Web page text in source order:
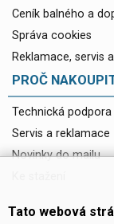
Ceník balného a
Správa cookies
Reklamace, servis
PROČ
Technická podpora
Servis a reklamace
Novinky do mailu
Tato webová